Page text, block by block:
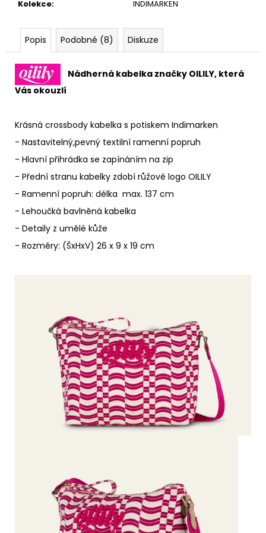
Kolekce: INDIMARKEN
Popis Podobné (8) Diskuze
Nádherná kabelka značky OILILY, která
Vás okouzlí
Krásná crossbody kabelka s potiskem Indimarken
- Nastavitelný,pevný textilní ramenní popruh
- Hlavní přihrádka se zapínáním na zip
- Přední stranu kabelky zdobí růžové logo OILILY
- Ramenní popruh: délka max. 137 cm
- Lehoučká bavlněná kabelka
- Detaily z umělé kůže
- Rozměry: (ŠxHxV) 26 x 9 x 19 cm